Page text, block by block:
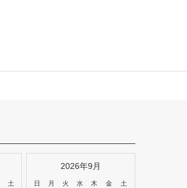
土
2026年9月
日 月 火 水 木 金 土